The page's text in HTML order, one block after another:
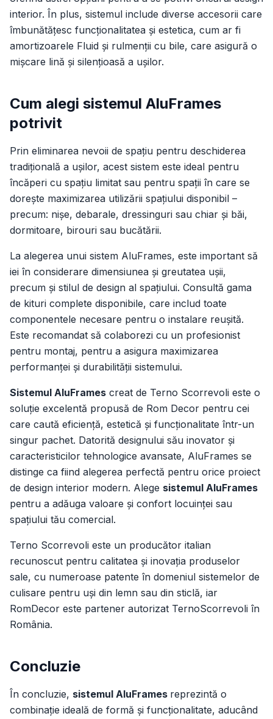
interior. În plus, sistemul include diverse accesorii care
îmbunătățesc funcționalitatea și estetica, cum ar fi
amortizoarele Fluid și rulmenții cu bile, care asigură o
mișcare lină și silențioasă a ușilor.
Cum alegi sistemul AluFrames
potrivit
Prin eliminarea nevoii de spațiu pentru deschiderea
tradițională a ușilor, acest sistem este ideal pentru
încăperi cu spațiu limitat sau pentru spații în care se
dorește maximizarea utilizării spațiului disponibil –
precum: nișe, debarale, dressinguri sau chiar și băi,
dormitoare, birouri sau bucătării.
La alegerea unui sistem AluFrames, este important să
iei în considerare dimensiunea și greutatea ușii,
precum și stilul de design al spațiului. Consultă gama
de kituri complete disponibile, care includ toate
componentele necesare pentru o instalare reușită.
Este recomandat să colaborezi cu un profesionist
pentru montaj, pentru a asigura maximizarea
performanței și durabilității sistemului.
Sistemul AluFrames creat de Terno Scorrevoli este o
soluție excelentă propusă de Rom Decor pentru cei
care caută eficiență, estetică și funcționalitate într-un
singur pachet. Datorită designului său inovator și
caracteristicilor tehnologice avansate, AluFrames se
distinge ca fiind alegerea perfectă pentru orice proiect
de design interior modern. Alege sistemul AluFrames
pentru a adăuga valoare și confort locuinței sau
spațiului tău comercial.
Terno Scorrevoli este un producător italian
recunoscut pentru calitatea și inovația produselor
sale, cu numeroase patente în domeniul sistemelor de
culisare pentru uși din lemn sau din sticlă, iar
RomDecor este partener autorizat TernoScorrevoli în
România.
Concluzie
În concluzie, sistemul AluFrames reprezintă o
combinație ideală de formă și funcționalitate, aducând